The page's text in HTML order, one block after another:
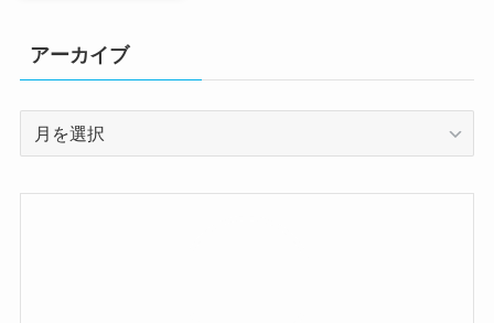
アーカイブ